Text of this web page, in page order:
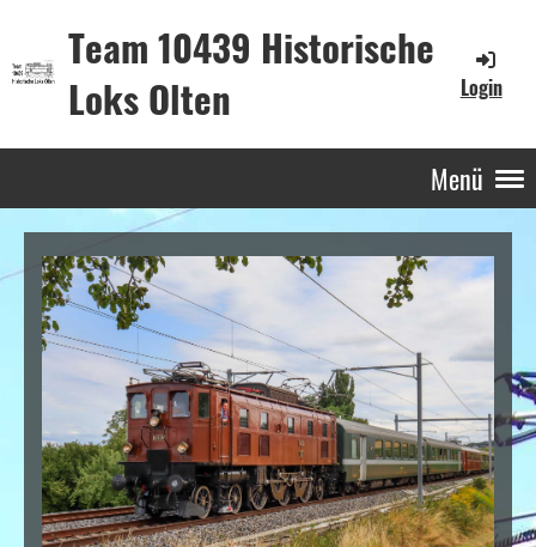
Team 10439 Historische
Loks Olten
Login
Menü